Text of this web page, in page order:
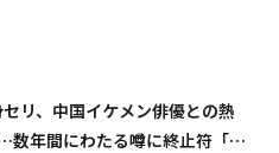
リ、中国イケメン俳優との熱
数年間にわたる噂に終止符「邪